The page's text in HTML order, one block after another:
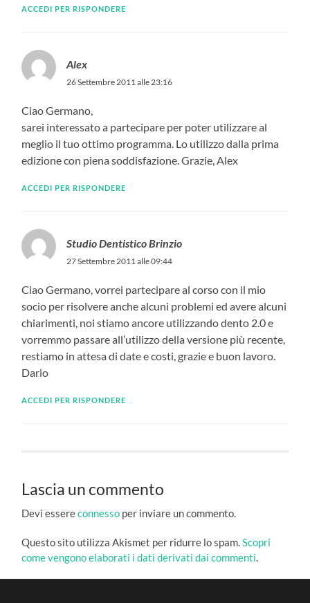
ACCEDI PER RISPONDERE
Alex
26 Settembre 2011 alle 23:16
Ciao Germano,
sarei interessato a partecipare per poter utilizzare al
meglio il tuo ottimo programma. Lo utilizzo dalla prima
edizione con piena soddisfazione. Grazie, Alex
ACCEDI PER RISPONDERE
Studio Dentistico Brinzio
27 Settembre 2011 alle 09:44
Ciao Germano, vorrei partecipare al corso con il mio
socio per risolvere anche alcuni problemi ed avere alcuni
chiarimenti, noi stiamo ancore utilizzando dento 2.0 e
vorremmo passare all’utilizzo della versione più recente,
restiamo in attesa di date e costi, grazie e buon lavoro.
Dario
ACCEDI PER RISPONDERE
Lascia un commento
Devi essereconnesso per inviare un commento.
Questo sito utilizza Akismet per ridurre lo spam.Scopri
come vengono elaborati i dati derivati dai commenti.